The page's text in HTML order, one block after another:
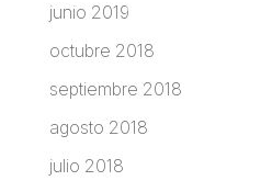
junio 2019
octubre 2018
septiembre 2018
agosto 2018
julio 2018